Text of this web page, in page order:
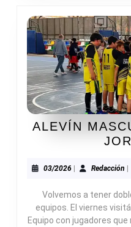
ALEVÍN
03/202603/2026
| Redacción |
Volvemos a tener
equipos. El viernes
Equipo con jugadores